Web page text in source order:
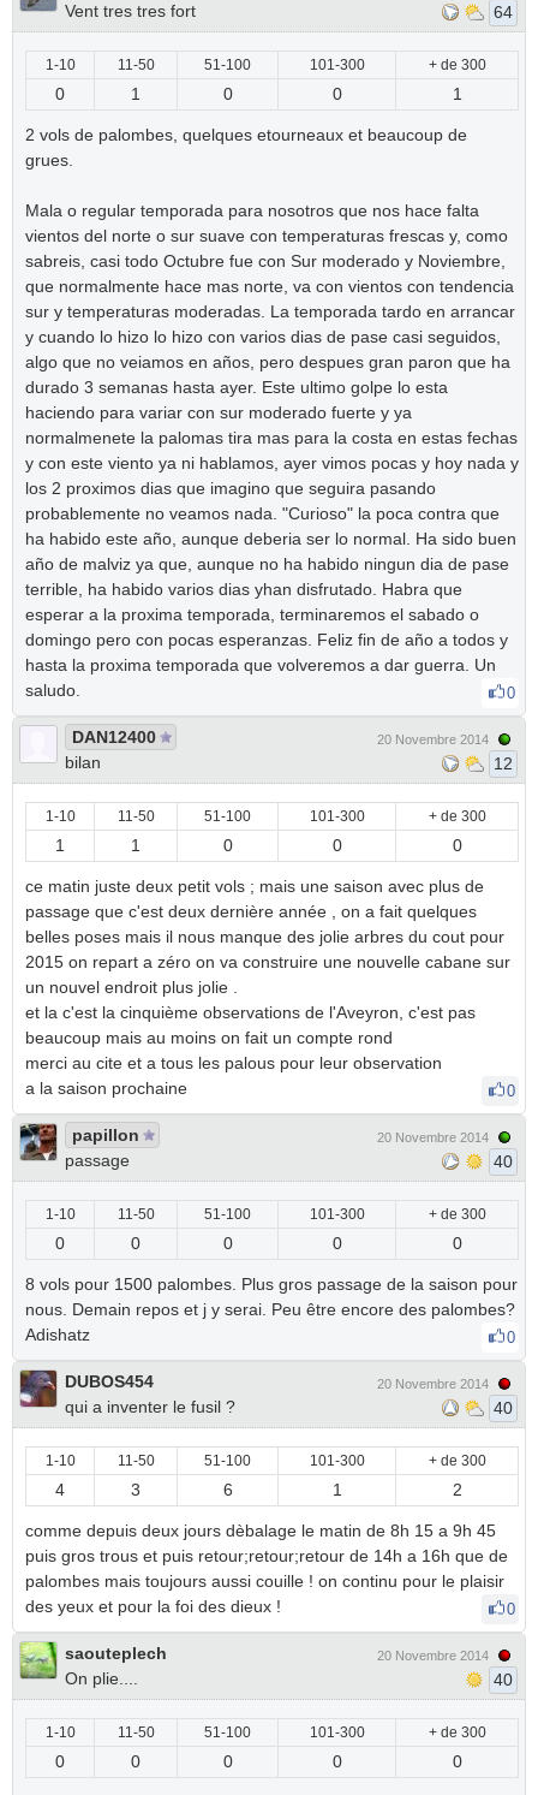
Vent tres tres fort
64
1-10 11-50 51-100 101-300 + de 300
0 1 0 0 1
2 vols de palombes, quelques etourneaux et beaucoup de
grues.
Mala o regular temporada para nosotros que nos hace falta
vientos del norte o sur suave con temperaturas frescas y, como
sabreis, casi todo Octubre fue con Sur moderado y Noviembre,
que normalmente hace mas norte, va con vientos con tendencia
sur y temperaturas moderadas. La temporada tardo en arrancar
y cuando lo hizo lo hizo con varios dias de pase casi seguidos,
algo que no veiamos en años, pero despues gran paron que ha
durado 3 semanas hasta ayer. Este ultimo golpe lo esta
haciendo para variar con sur moderado fuerte y ya
normalmenete la palomas tira mas para la costa en estas fechas
y con este viento ya ni hablamos, ayer vimos pocas y hoy nada y
los 2 proximos dias que imagino que seguira pasando
probablemente no veamos nada. "Curioso" la poca contra que
ha habido este año, aunque deberia ser lo normal. Ha sido buen
año de malviz ya que, aunque no ha habido ningun dia de pase
terrible, ha habido varios dias yhan disfrutado. Habra que
esperar a la proxima temporada, terminaremos el sabado o
domingo pero con pocas esperanzas. Feliz fin de año a todos y
hasta la proxima temporada que volveremos a dar guerra. Un
saludo.
0
DAN12400
bilan
20 Novembre 2014
12
1-10 11-50 51-100 101-300 + de 300
1 1 0 0 0
ce matin juste deux petit vols ; mais une saison avec plus de
passage que c'est deux dernière année , on a fait quelques
belles poses mais il nous manque des jolie arbres du cout pour
2015 on repart a zéro on va construire une nouvelle cabane sur
un nouvel endroit plus jolie .
et la c'est la cinquième observations de l'Aveyron, c'est pas
beaucoup mais au moins on fait un compte rond
merci au cite et a tous les palous pour leur observation
a la saison prochaine
0
papillon
passage
20 Novembre 2014
40
1-10 11-50 51-100 101-300 + de 300
0 0 0 0 0
8 vols pour 1500 palombes. Plus gros passage de la saison pour
nous. Demain repos et j y serai. Peu être encore des palombes?
Adishatz
0
DUBOS454
qui a inventer le fusil ?
20 Novembre 2014
40
1-10 11-50 51-100 101-300 + de 300
4 3 6 1 2
comme depuis deux jours dèbalage le matin de 8h 15 a 9h 45
puis gros trous et puis retour;retour;retour de 14h a 16h que de
palombes mais toujours aussi couille ! on continu pour le plaisir
des yeux et pour la foi des dieux !
0
saouteplech
On plie....
20 Novembre 2014
40
1-10 11-50 51-100 101-300 + de 300
0 0 0 0 0